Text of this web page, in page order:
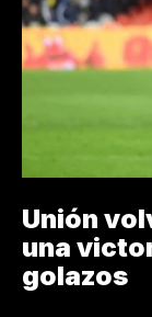
Unión
una
golazos